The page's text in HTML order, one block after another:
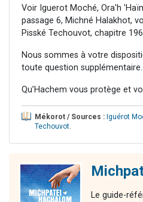
Voir Iguerot Moché, Ora'h
passage 6, Michné Halakhot,
Pisské Techouvot, chapitre
Nous sommes à votre
toute question supplémentaire.
Qu’Hachem vous protège et
Mékorot / Sources : Iguérot
Techouvot.
Le guide-